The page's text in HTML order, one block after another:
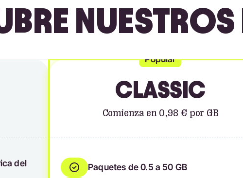
NUESTROS
del
Popular
CLASSIC
Comienza en 0,98 € por GB
Paquetes de 0.5 a 50 GB